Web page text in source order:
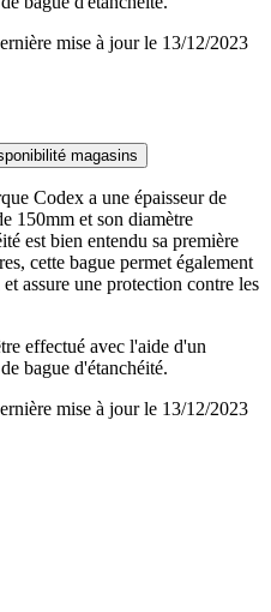
mise à jour le 13/12/2023
magasins
Codex a une épaisseur de
150mm et son diamètre
est bien entendu sa première
cette bague permet également
assure une protection contre les
effectué avec l'aide d'un
bague d'étanchéité.
mise à jour le 13/12/2023